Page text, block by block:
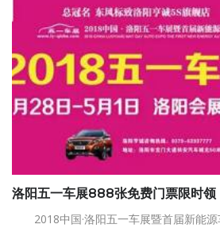
洛阳五一车展888张免费门票限时领
2018中国·洛阳五一车展暨首届新能